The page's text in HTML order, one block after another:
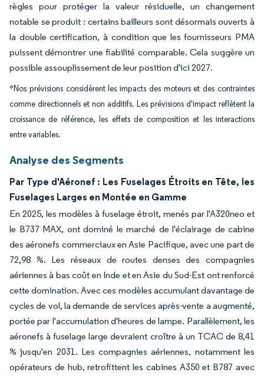
règles pour protéger la valeur résiduelle, un changement
notable se produit : certains bailleurs sont désormais ouverts à
la double certification, à condition que les fournisseurs PMA
puissent démontrer une fiabilité comparable. Cela suggère un
possible assouplissement de leur position d'ici 2027.
*Nos prévisions considèrent les impacts des moteurs et des contraintes
comme directionnels et non additifs. Les prévisions d'impact reflètent la
croissance de référence, les effets de composition et les interactions
entre variables.
Analyse des Segments
Par Type d'Aéronef : Les Fuselages Étroits en Tête, les
Fuselages Larges en Montée en Gamme
En 2025, les modèles à fuselage étroit, menés par l'A320neo et
le B737 MAX, ont dominé le marché de l'éclairage de cabine
des aéronefs commerciaux en Asie Pacifique, avec une part de
72,98 %. Les réseaux de routes denses des compagnies
aériennes à bas coût en Inde et en Asie du Sud-Est ont renforcé
cette domination. Avec ces modèles accumulant davantage de
cycles de vol, la demande de services après-vente a augmenté,
portée par l'accumulation d'heures de lampe. Parallèlement, les
aéronefs à fuselage large devraient croître à un TCAC de 8,41
% jusqu'en 2031. Les compagnies aériennes, notamment les
opérateurs de hub, retrofittent les cabines A350 et B787 avec